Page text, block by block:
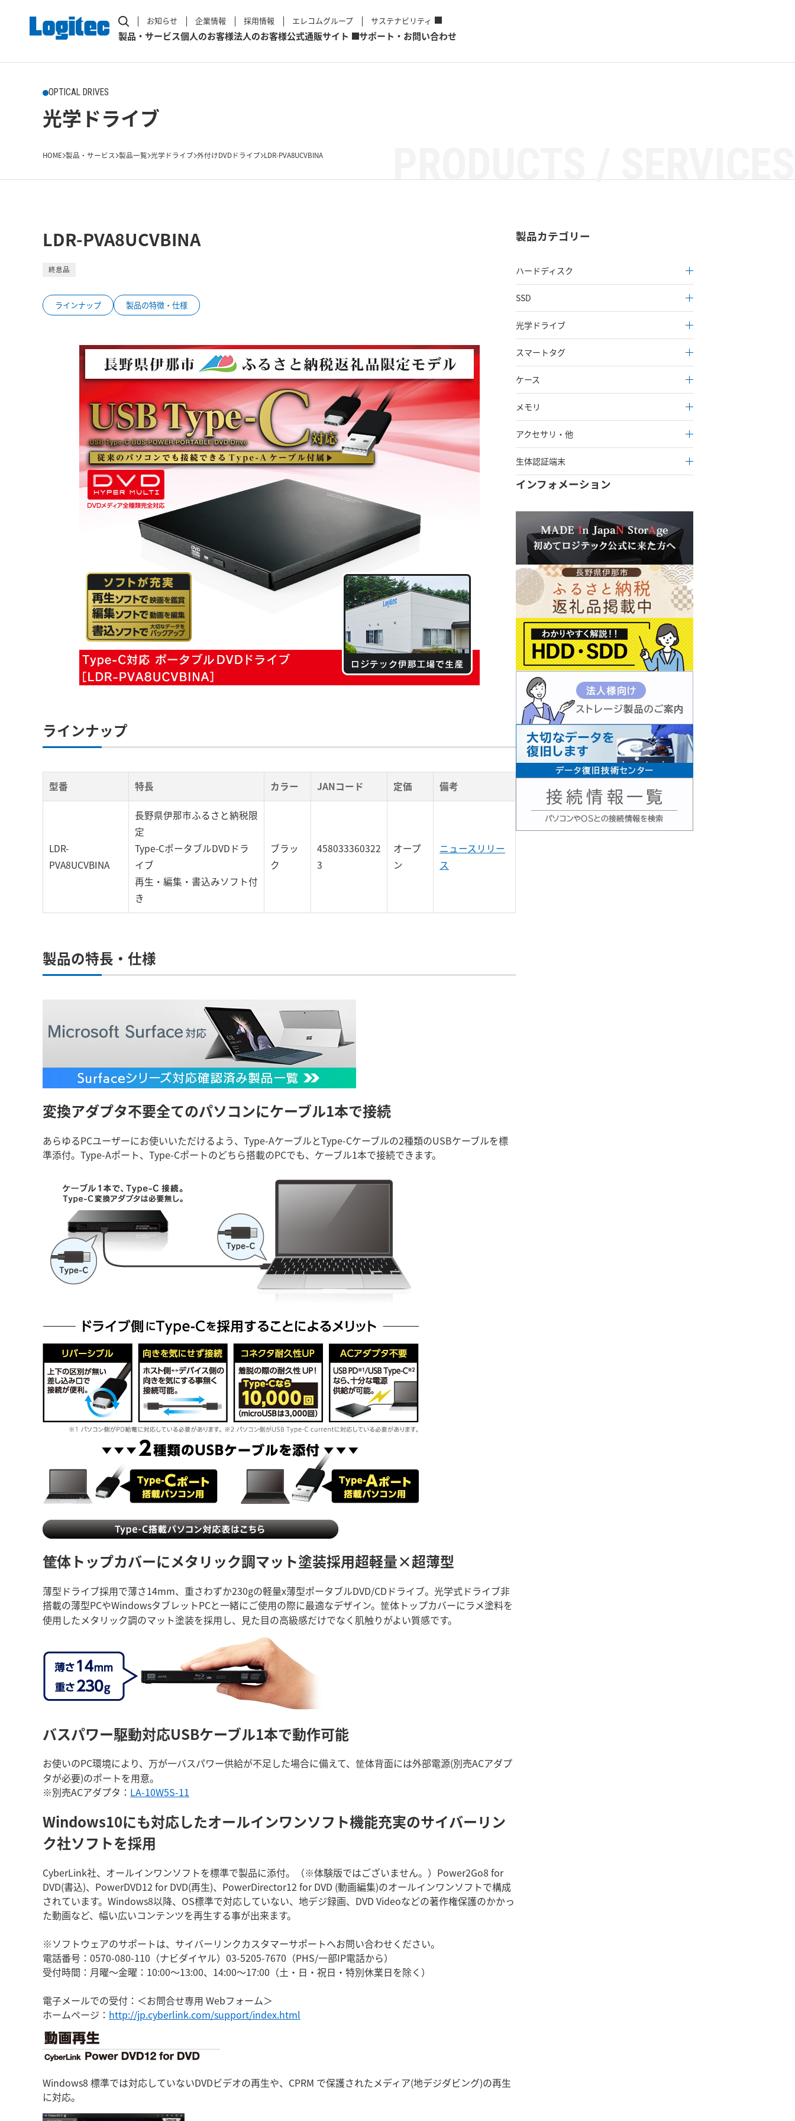
お知らせ 企業情報 採用情報 エレコムグループ サステナビリティ
製品・サービス個人のお客様法人のお客様公式通販サイト サポート・お問い合わせ
OPTICAL DRIVES
光学ドライブ
HOME 製品・サービス 製品一覧 光学ドライブ 外付けDVDドライブ LDR-PVA8UCVBINA
LDR-PVA8UCVBINA
終息品
ラインナップ 製品の特徴・仕様
ラインナップ
型番 特長 カラー JANコード 定価 備考
LDR-
PVA8UCVBINA
長野県伊那市ふるさと納税限
定
Type-CポータブルDVDドラ
イブ
再生・編集・書込みソフト付
き
ブラッ
ク
458033360322
3
オープ
ン
ニュースリリー
ス
製品の特長・仕様
変換アダプタ不要全てのパソコンにケーブル1本で接続
あらゆるPCユーザーにお使いいただけるよう、Type-AケーブルとType-Cケーブルの2種類のUSBケーブルを標
準添付。Type-Aポート、Type-Cポートのどちら搭載のPCでも、ケーブル1本で接続できます。
筐体トップカバーにメタリック調マット塗装採用超軽量×超薄型
薄型ドライブ採用で薄さ14mm、重さわずか230gの軽量x薄型ポータブルDVD/CDドライブ。光学式ドライブ非
搭載の薄型PCやWindowsタブレットPCと一緒にご使用の際に最適なデザイン。筐体トップカバーにラメ塗料を
使用したメタリック調のマット塗装を採用し、見た目の高級感だけでなく肌触りがよい質感です。
バスパワー駆動対応USBケーブル1本で動作可能
お使いのPC環境により、万が一バスパワー供給が不足した場合に備えて、筐体背面には外部電源(別売ACアダプ
タが必要)のポートを用意。
※別売ACアダプタ： LA-10W5S-11
Windows10にも対応したオールインワンソフト機能充実のサイバーリン
ク社ソフトを採用
CyberLink社、オールインワンソフトを標準で製品に添付。 （※体験版ではございません。） Power2Go8 for
DVD(書込)、PowerDVD12 for DVD(再生)、PowerDirector12 for DVD (動画編集)のオールインワンソフトで構成
されています。Windows8以降、OS標準で対応していない、地デジ録画、DVD Videoなどの著作権保護のかかっ
た動画など、幅い広いコンテンツを再生する事が出来ます。
※ソフトウェアのサポートは、サイバーリンクカスタマーサポートへお問い合わせください。
電話番号：0570-080-110（ナビダイヤル）03-5205-7670（PHS/一部IP電話から）
受付時間：月曜～金曜：10:00～13:00、14:00～17:00（土・日・祝日・特別休業日を除く）
電子メールでの受付：＜お問合せ専用 Webフォーム＞
ホームページ： http://jp.cyberlink.com/support/index.html
Windows8 標準では対応していないDVDビデオの再生や、CPRM で保護されたメディア(地デジダビング)の再生
に対応。
製品カテゴリー
ハードディスク
SSD
光学ドライブ
スマートタグ
ケース
メモリ
アクセサリ・他
生体認証端末
インフォメーション